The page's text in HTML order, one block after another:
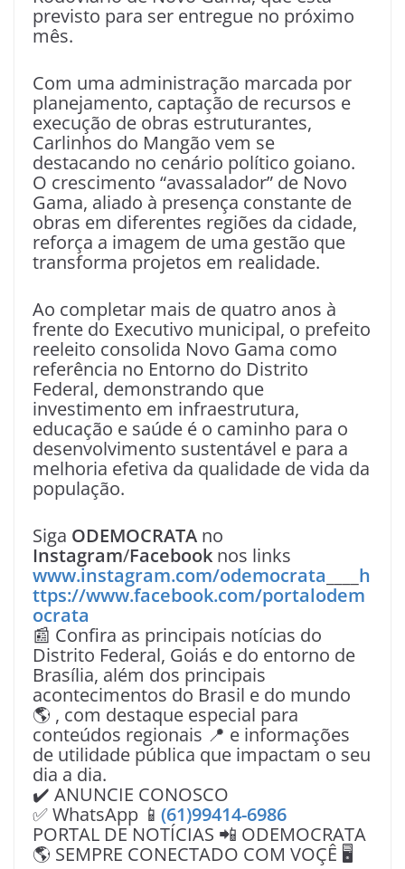
previsto para ser entregue no próximo
mês.
Com uma administração marcada por
planejamento, captação de recursos e
execução de obras estruturantes,
Carlinhos do Mangão vem se
destacando no cenário político goiano.
O crescimento “avassalador” de Novo
Gama, aliado à presença constante de
obras em diferentes regiões da cidade,
reforça a imagem de uma gestão que
transforma projetos em realidade.
Ao completar mais de quatro anos à
frente do Executivo municipal, o prefeito
reeleito consolida Novo Gama como
referência no Entorno do Distrito
Federal, demonstrando que
investimento em infraestrutura,
educação e saúde é o caminho para o
desenvolvimento sustentável e para a
melhoria efetiva da qualidade de vida da
população.
Siga ODEMOCRATA no
Instagram/Facebook nos links
www.instagram.com/odemocrata
h
ttps://www.facebook.com/portalodem
ocrata
📰 Confira as principais notícias do
Distrito Federal, Goiás e do entorno de
Brasília, além dos principais
acontecimentos do Brasil e do mundo
🌎 , com destaque especial para
conteúdos regionais 📍 e informações
de utilidade pública que impactam o seu
dia a dia.
✔️ ANUNCIE CONOSCO
✅ WhatsApp 📱 (61)99414-6986
PORTAL DE NOTÍCIAS 📲 ODEMOCRATA
🌎 SEMPRE CONECTADO COM VOÇÊ 🖥️